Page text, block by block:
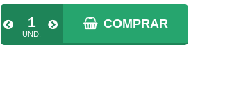
UND.
COMPRAR